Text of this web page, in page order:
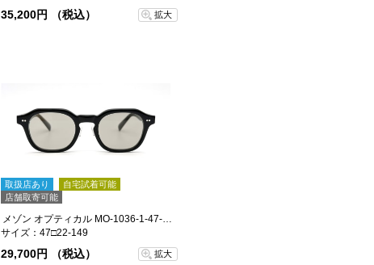
35,200円 （税込） 拡大
取扱店あり
自宅試着可能
店舗取寄可能
メゾン オプティカル MO-1036-1-47-sg
サイズ：47□22-149
29,700円 （税込） 拡大